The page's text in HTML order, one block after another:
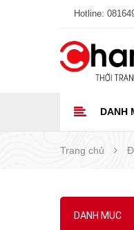
Hotline:
DANH
Trang chủ
DANH MỤC